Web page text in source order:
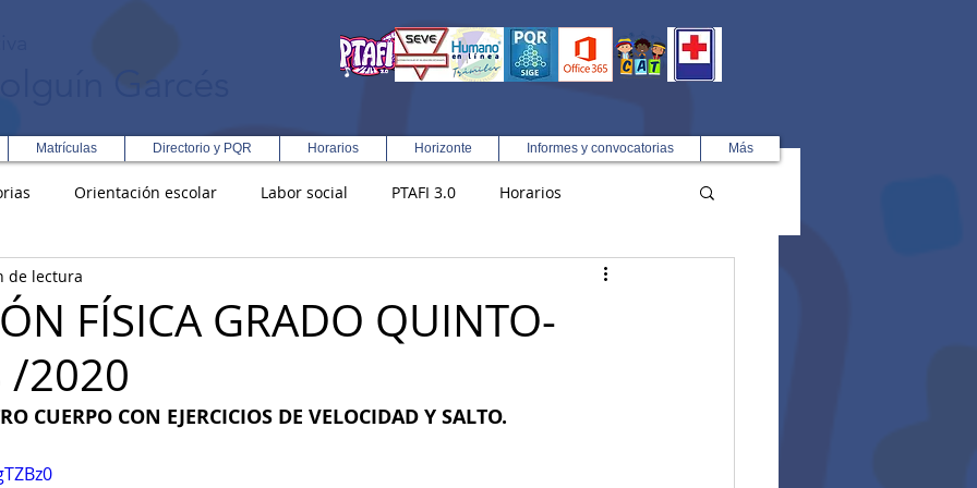
Matrículas Directorio y PQR Horarios Horizonte Informes y convocatorias Más
Orientación escolar Labor social PTAFI 3.0 Horarios
Integral en Turismo
Rectoría
FÍSICA GRADO QUINTO-
/2020
de lectura
CUERPO CON EJERCICIOS DE VELOCIDAD Y SALTO.